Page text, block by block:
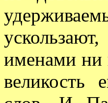
именами ни
великость